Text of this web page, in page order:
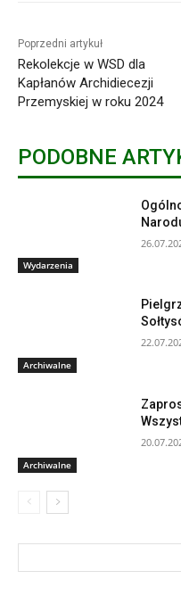
Poprzedni artykuł
Rekolekcje w WSD dla
Kapłanów Archidiecezji
Przemyskiej w roku 2024
PODOBNE
Wydarzenia
Archiwalne
Archiwalne